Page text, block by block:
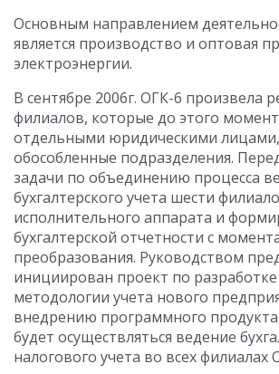
Основным направлением
является производство и оптовая
электроэнергии.
В сентябре 2006г. ОГК-6 произвела
филиалов, которые до этого
отдельными юридическими
обособленные подразделения.
задачи по объединению процесса
бухгалтерского учета шести
исполнительного аппарата и
бухгалтерской отчетности с
преобразования. Руководством
инициирован проект по
методологии учета нового
внедрению программного
будет осуществляться ведение
налогового учета во всех филиалах